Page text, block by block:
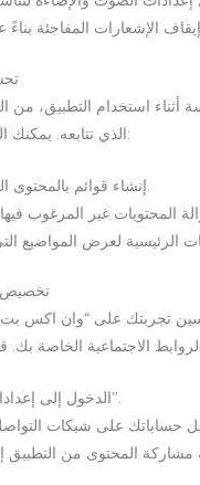
أثناء استخدام التطبيق، من
الذي تتابعه. يمكنك القيام بذلك من خلال:
تخصيص
تجربتك على “وان اكس
الدخول إلى إعدادات “الحساب”.